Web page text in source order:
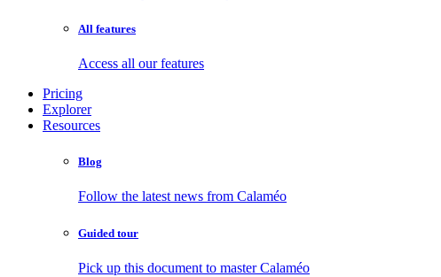
All features
Access all our features
Pricing
Explorer
Resources
Blog
Follow the latest news from Calaméo
Guided tour
Pick up this document to master Calaméo